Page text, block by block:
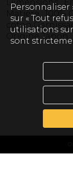
Dimensions :
Matière : 100%
coton
Origine Japon
Personnaliser
sur « Tout
utilisations sur
sont